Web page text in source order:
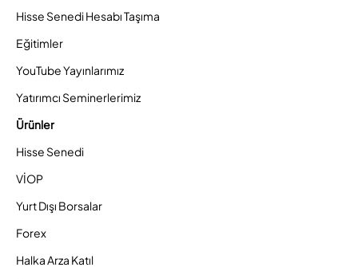
Hisse Senedi Hesabı Taşıma
Eğitimler
YouTube Yayınlarımız
Yatırımcı Seminerlerimiz
Ürünler
Hisse Senedi
VİOP
Yurt Dışı Borsalar
Forex
Halka Arza Katıl